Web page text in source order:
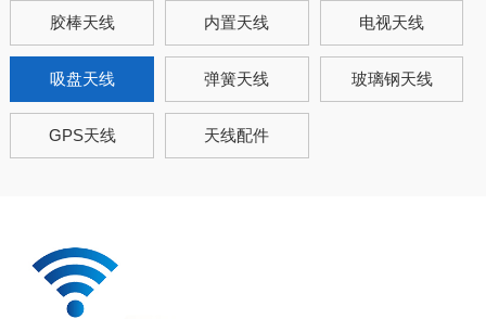
胶棒天线 内置天线 电视天线
吸盘天线 弹簧天线 玻璃钢天线
GPS天线 天线配件